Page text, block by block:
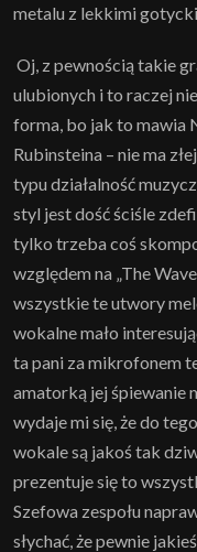
metalu z lekkimi
Oj, z pewnością takie
ulubionych i to raczej
forma, bo jak to mawia
Rubinsteina – nie ma
typu działalność
styl jest dość ściśle
tylko trzeba coś
względem na „The
wszystkie te utwory
wokalne mało
ta pani za mikrofonem
amatorką jej śpiewanie
wydaje mi się, że do
wokale są jakoś tak
prezentuje się to
Szefowa zespołu
słychać, że pewnie